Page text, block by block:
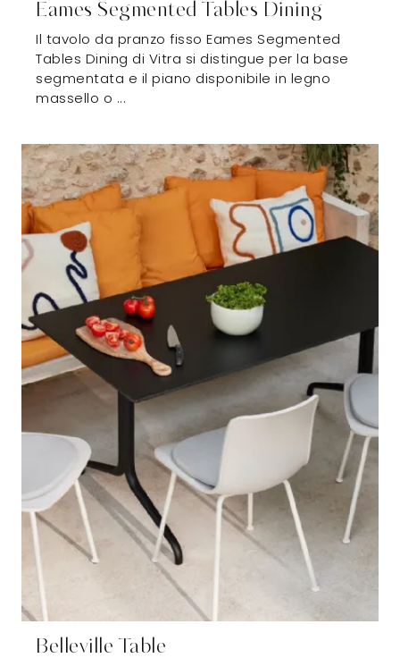
Eames Segmented Tables Dining
Il tavolo da pranzo fisso Eames Segmented
Tables Dining di Vitra si distingue per la base
segmentata e il piano disponibile in legno
massello o ...
Belleville Table